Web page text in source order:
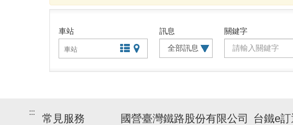
車站
文字站點查詢
圖片站點查詢
訊息
關鍵字
:::
常見服務 國營臺灣鐵路股份有限公司 台鐵e訂